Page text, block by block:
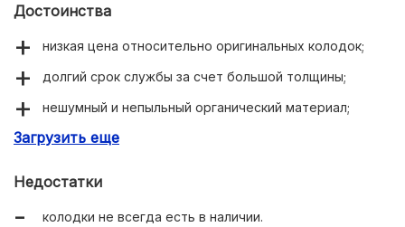
Достоинства
низкая цена относительно оригинальных колодок;
долгий срок службы за счет большой толщины;
нешумный и непыльный органический материал;
низкая степень воздействия на тормозной диск.
Загрузить еще
Недостатки
колодки не всегда есть в наличии.